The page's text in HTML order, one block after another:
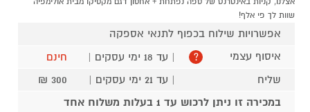
שוות לך פי אלף!
אפשרויות שילוח בכפוף לתנאי אספקה
איסוף עצמי
? | עד 18 ימי עסקים |
חינם
שליח
| עד 21 ימי עסקים |
300 ₪
במכירה זו ניתן לרכוש עד 1 בעלות משלוח אחד